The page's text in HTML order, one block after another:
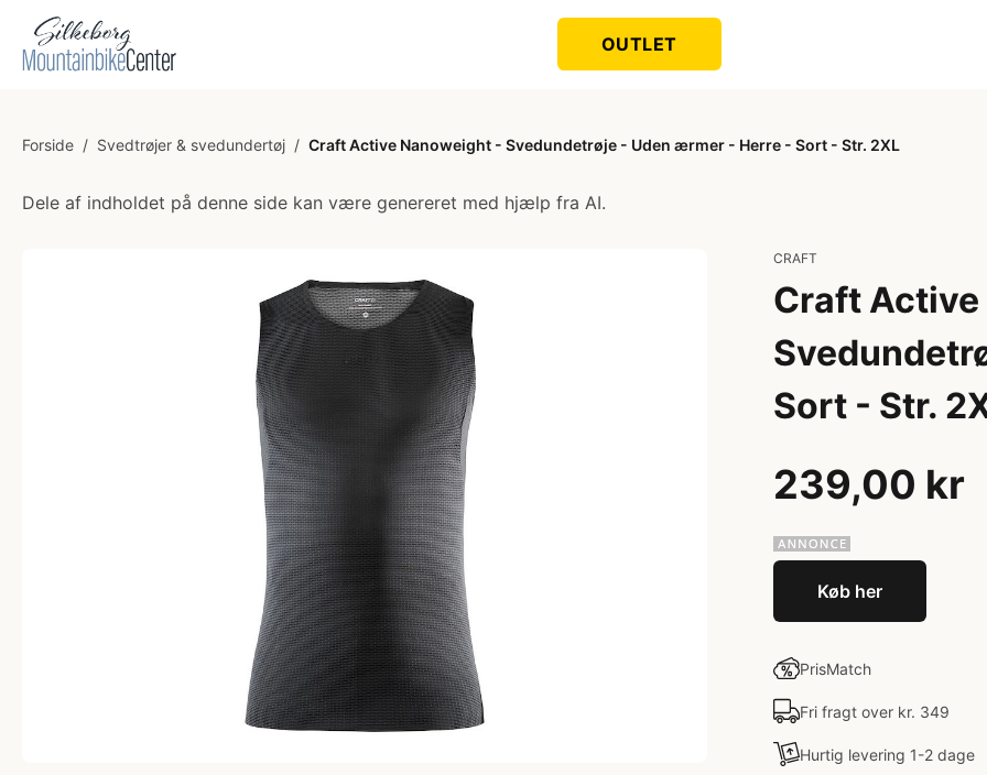
OUTLET
Forside / Svedtrøjer & svedundertøj / Craft Active Nanoweight - Svedundetrøje - Uden ærmer - Herre - Sort - Str. 2XL
Dele af indholdet på denne side kan være genereret med hjælp fra AI.
CRAFT
Craft
Sort - Str.
239,00 kr
Køb her
PrisMatch
Fri fragt over kr. 349
Hurtig levering 1-2 dage